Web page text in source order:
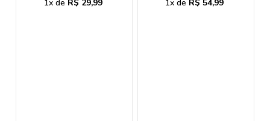
1 R$ 29,99 1 R$ 54,99